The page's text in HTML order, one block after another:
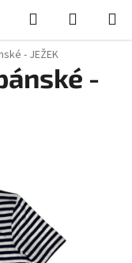
Hledat
KOŠÍK
- JEŽEK
-